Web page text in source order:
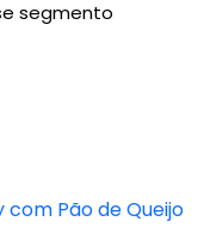
segmento